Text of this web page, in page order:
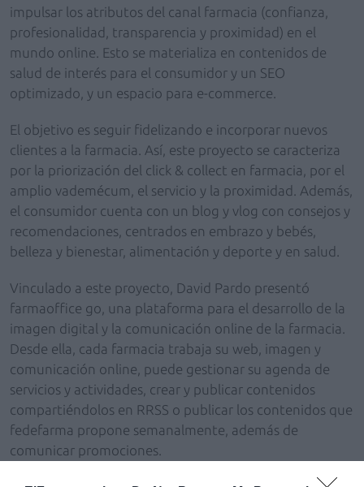
impulsar los atributos del canal farmacia (confianza,
profesionalidad, transparencia y proximidad) en el
mundo online. Esto se materializa en contenidos de
salud de interés para el consumidor y un SEO
optimizado, y un espacio para e-commerce.
El objetivo es seguir fidelizando e incorporar nuevos
clientes a la farmacia. Así, este proyecto se caracteriza
por la priorización del click & collect en farmacia, por el
amplio vademécum, el servicio y la proximidad. Además,
el consumidor cuenta con un blog y vlog con consejos y
recomendaciones, centrados en embrazo y bebés,
belleza y bienestar, alimentación y deporte y en salud.
Vinculado a este proyecto, David Pardo presentó
farmaoffice go, una plataforma para el desarrollo de la
imagen digital y la comunicación online de la farmacia.
Desde ella, cada farmacia trabaja su web, imagen y
comunicación online, puede gestionar su agenda de
servicios y actividades, crear y publicar contenidos
compartiéndolos en RRSS o publicar los contenidos que
fedefarma propone semanalmente, además de
comunicar promociones.